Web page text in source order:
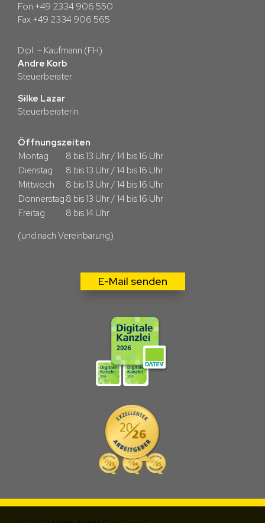
Fon +49 2334 906 550
Fax +49 2334 906 565
Dipl. – Kaufmann (FH)
Andre Korb
Steuerberater
Silke Lazar
Steuerberaterin
Öffnungszeiten
Montag
8 bis 13 Uhr / 14 bis 16 Uhr
Dienstag
8 bis 13 Uhr / 14 bis 16 Uhr
Mittwoch
8 bis 13 Uhr / 14 bis 16 Uhr
Donnerstag 8 bis 13 Uhr / 14 bis 16 Uhr
Freitag
8 bis 14 Uhr
(und nach Vereinbarung)
E-Mail senden